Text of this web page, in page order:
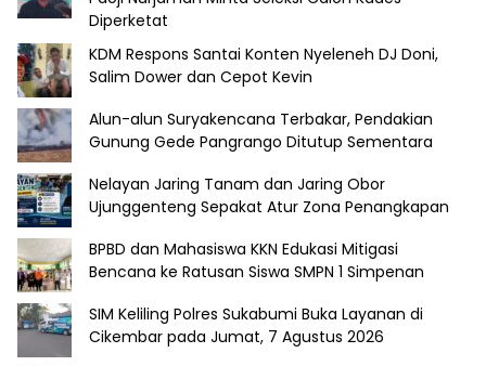
Diperketat
KDM Respons Santai Konten Nyeleneh DJ Doni,
Salim Dower dan Cepot Kevin
Alun-alun Suryakencana Terbakar, Pendakian
Gunung Gede Pangrango Ditutup Sementara
Nelayan Jaring Tanam dan Jaring Obor
Ujunggenteng Sepakat Atur Zona Penangkapan
BPBD dan Mahasiswa KKN Edukasi Mitigasi
Bencana ke Ratusan Siswa SMPN 1 Simpenan
SIM Keliling Polres Sukabumi Buka Layanan di
Cikembar pada Jumat, 7 Agustus 2026